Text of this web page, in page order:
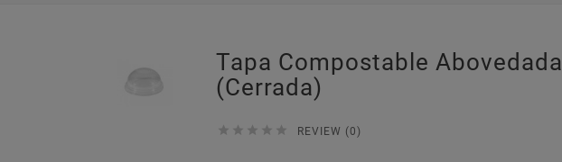
Tapa Compostable Abovedada
(cerrada)
     REVIEW (0)